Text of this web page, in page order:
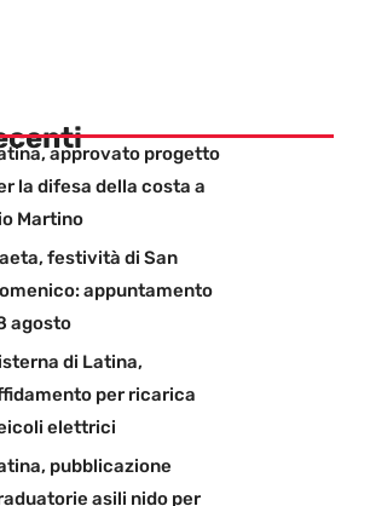
approvato progetto
la difesa della costa a
Martino
festività di San
appuntamento
agosto
di Latina,
per ricarica
elettrici
pubblicazione
asili nido per